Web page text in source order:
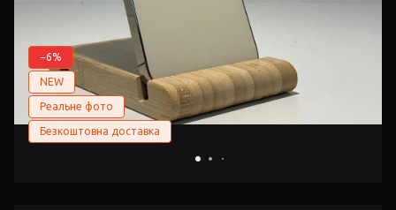
−6%
NEW
Реальне фото
Безкоштовна доставка